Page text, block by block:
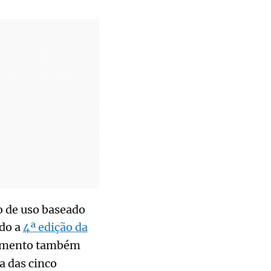
uso baseado
a 4ª edição da
também
das cinco